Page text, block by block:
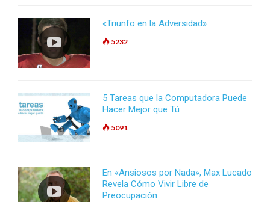
«Triunfo en la Adversidad»
5232
5 Tareas que la Computadora Puede
Hacer Mejor que Tú
5091
En «Ansiosos por Nada», Max Lucado
Revela Cómo Vivir Libre de
Preocupación